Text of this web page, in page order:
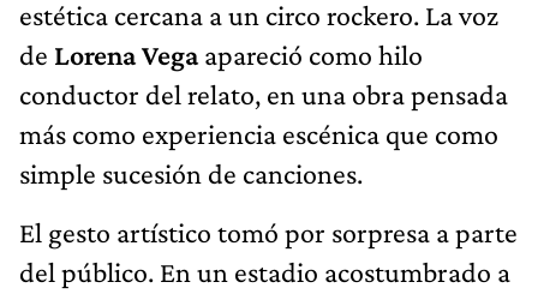
estética cercana a un circo rockero. La voz
de Lorena Vegaapareció como hilo
conductor del relato, en una obra pensada
más como experiencia escénica que como
simple sucesión de canciones.
El gesto artístico tomó por sorpresa a parte
del público. En un estadio acostumbrado a